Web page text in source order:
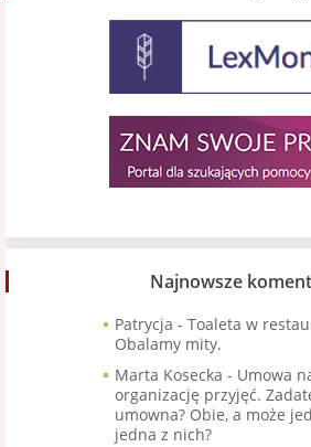
Najnowsze
Patrycja - Toaleta w
Obalamy mity.
Marta Kosecka - Umowa
organizację przyjęć.
umowna? Obie, a może
jedna z nich?